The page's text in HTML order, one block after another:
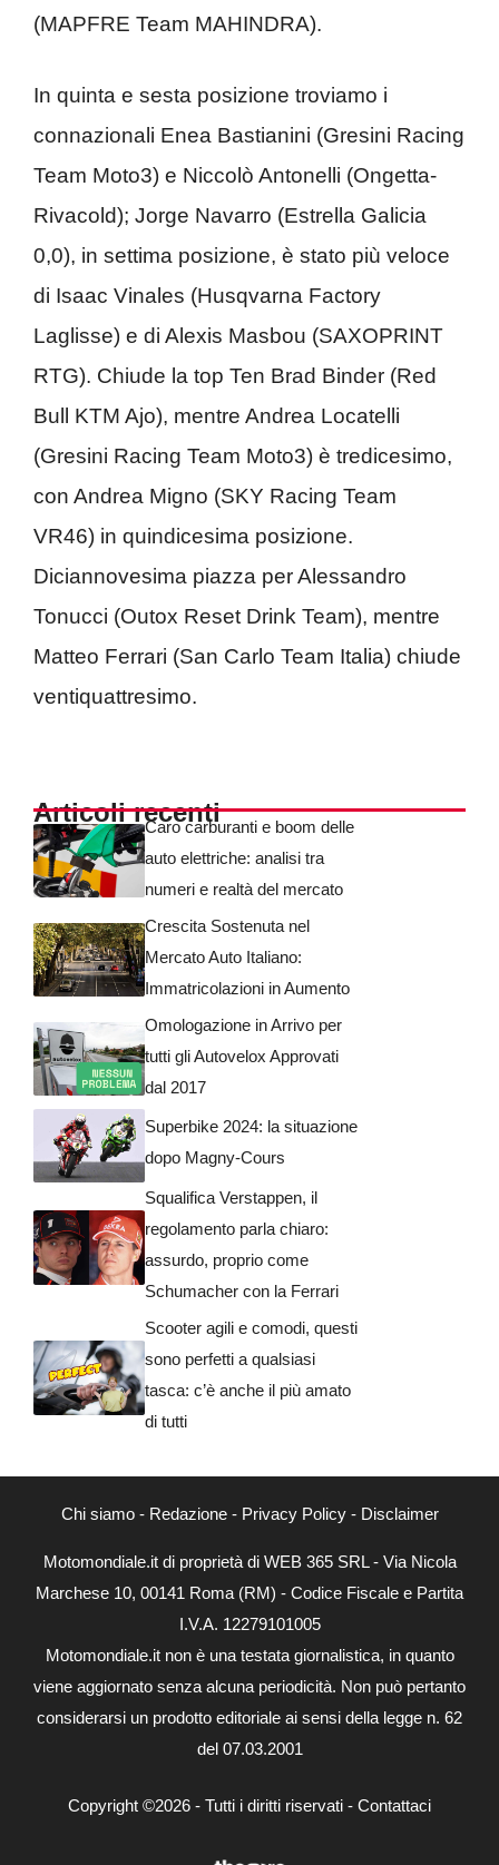
(MAPFRE Team MAHINDRA).
In quinta e sesta posizione troviamo i
connazionali Enea Bastianini (Gresini Racing
Team Moto3) e Niccolò Antonelli (Ongetta-
Rivacold); Jorge Navarro (Estrella Galicia
0,0), in settima posizione, è stato più veloce
di Isaac Vinales (Husqvarna Factory
Laglisse) e di Alexis Masbou (SAXOPRINT
RTG). Chiude la top Ten Brad Binder (Red
Bull KTM Ajo), mentre Andrea Locatelli
(Gresini Racing Team Moto3) è tredicesimo,
con Andrea Migno (SKY Racing Team
VR46) in quindicesima posizione.
Diciannovesima piazza per Alessandro
Tonucci (Outox Reset Drink Team), mentre
Matteo Ferrari (San Carlo Team Italia) chiude
ventiquattresimo.
Articoli recentiCaro carburanti e boom delle
auto elettriche: analisi tra
numeri e realtà del mercato
Crescita Sostenuta nel
Mercato Auto Italiano:
Immatricolazioni in Aumento
Omologazione in Arrivo per
tutti gli Autovelox Approvati
dal 2017
Superbike 2024: la situazione
dopo Magny-Cours
Squalifica Verstappen, il
regolamento parla chiaro:
assurdo, proprio come
Schumacher con la Ferrari
Scooter agili e comodi, questi
sono perfetti a qualsiasi
tasca: c’è anche il più amato
di tutti
Chi siamo- Redazione- Privacy Policy- Disclaimer
Motomondiale.it di proprietà di WEB 365 SRL - Via Nicola
Marchese 10, 00141 Roma (RM) - Codice Fiscale e Partita
I.V.A. 12279101005
Motomondiale.it non è una testata giornalistica, in quanto
viene aggiornato senza alcuna periodicità. Non può pertanto
considerarsi un prodotto editoriale ai sensi della legge n. 62
del 07.03.2001
Copyright ©2026 - Tutti i diritti riservati - Contattaci